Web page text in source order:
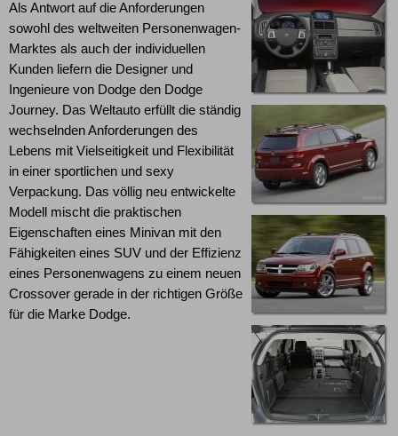
Als Antwort auf die Anforderungen
sowohl des weltweiten Personenwagen-
Marktes als auch der individuellen
Kunden liefern die Designer und
Ingenieure von Dodge den Dodge
Journey. Das Weltauto erfüllt die ständig
wechselnden Anforderungen des
Lebens mit Vielseitigkeit und Flexibilität
in einer sportlichen und sexy
Verpackung. Das völlig neu entwickelte
Modell mischt die praktischen
Eigenschaften eines Minivan mit den
Fähigkeiten eines SUV und der Effizienz
eines Personenwagens zu einem neuen
Crossover gerade in der richtigen Größe
für die Marke Dodge.